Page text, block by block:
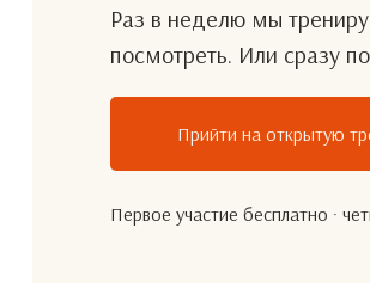
Раз в неделю мы
посмотреть. Или сразу
Прийти на открытую
Первое участие бесплатно ·